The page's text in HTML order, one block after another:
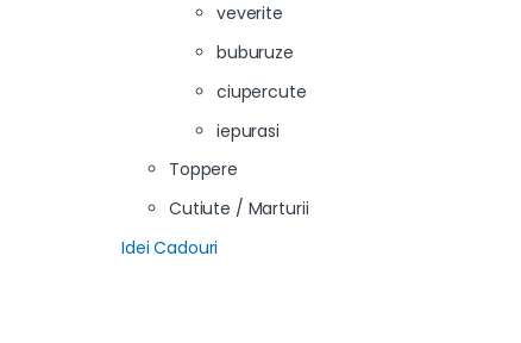
veverite
buburuze
ciupercute
iepurasi
Toppere
Cutiute / Marturii
Idei Cadouri